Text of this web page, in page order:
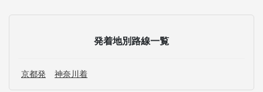
発着地別路線一覧
京都発 神奈川着